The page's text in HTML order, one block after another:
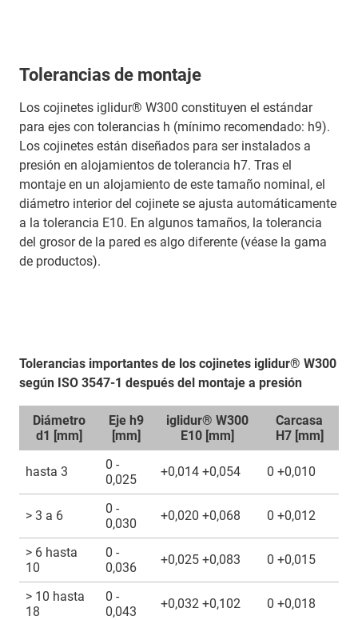
Tolerancias de montaje
Los cojinetes iglidur® W300 constituyen el estándar
para ejes con tolerancias h (mínimo recomendado: h9).
Los cojinetes están diseñados para ser instalados a
presión en alojamientos de tolerancia h7. Tras el
montaje en un alojamiento de este tamaño nominal, el
diámetro interior del cojinete se ajusta automáticamente
a la tolerancia E10. En algunos tamaños, la tolerancia
del grosor de la pared es algo diferente (véase la gama
de productos).
Tolerancias importantes de los cojinetes iglidur® W300
según ISO 3547-1 después del montaje a presión
Diámetro
d1 [mm]
Eje h9
[mm]
iglidur® W300
E10 [mm]
Carcasa
H7 [mm]
hasta 3
0 -
0,025
+0,014 +0,054 0 +0,010
> 3 a 6
0 -
0,030
+0,020 +0,068 0 +0,012
> 6 hasta
10
0 -
0,036
+0,025 +0,083 0 +0,015
> 10 hasta
18
0 -
0,043
+0,032 +0,102 0 +0,018